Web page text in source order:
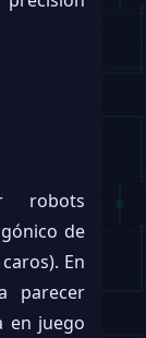
robots
de
En
parecer
en juego